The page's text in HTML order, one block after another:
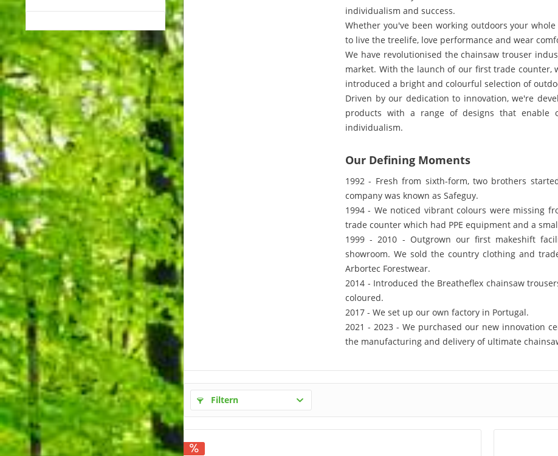
individualism and success.
Whether you've been working outdoors your
to live the treelife, love performance and wear
We have revolutionised the chainsaw trouser
market. With the launch of our first trade counter,
introduced a bright and colourful selection of
Driven by our dedication to innovation, we're
products with a range of designs that
individualism.
Our Defining Moments
1992 - Fresh from sixth-form, two brothers
company was known as Safeguy.
1994 - We noticed vibrant colours were missing
trade counter which had PPE equipment and a
1999 - 2010 - Outgrown our first makeshift
showroom. We sold the country clothing and
Arbortec Forestwear.
2014 - Introduced the Breatheflex chainsaw
coloured.
2017 - We set up our own factory in Portugal.
2021 - 2023 - We purchased our new innovation
the manufacturing and delivery of ultimate
Filtern